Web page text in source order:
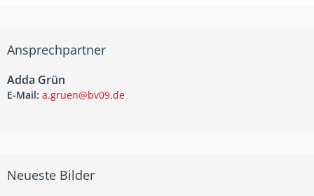
Ansprechpartner
Adda Grün
E-Mail: a.gruen@bv09.de
Neueste Bilder